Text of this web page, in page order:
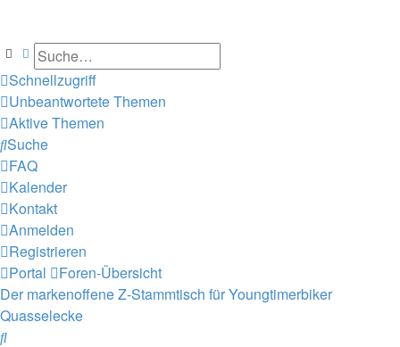
SucheErweiterte Suche
Schnellzugriff
Unbeantwortete Themen
Aktive Themen
Suche
FAQ
Kalender
Kontakt
Anmelden
Registrieren
Portal
Foren-Übersicht
Der markenoffene Z-Stammtisch für Youngtimerbiker
Quasselecke
Suche